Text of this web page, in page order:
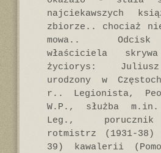
najciekawszych
zbiorze.. chociaż
mowa..
właściciela
życiorys:
urodzony w
r.. Legionista,
W.P., służba
Leg., porucznik
rotmistrz (1931-38)
39) kawalerii